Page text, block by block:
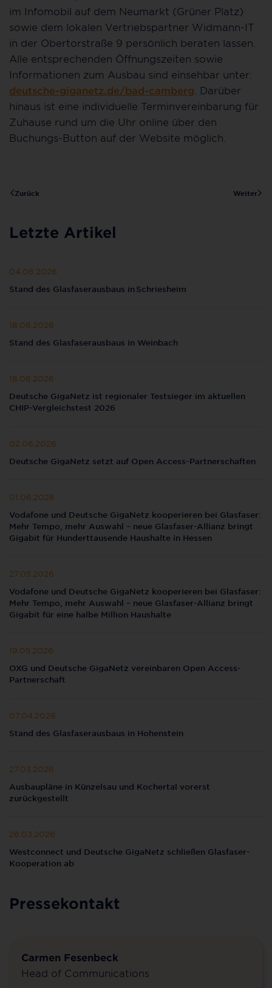
im Infomobil auf dem Neumarkt (Grüner Platz)
sowie dem lokalen Vertriebspartner Widmann-IT
in der Obertorstraße 9 persönlich beraten lassen.
Alle entsprechenden Öffnungszeiten sowie
Informationen zum Ausbau sind einsehbar unter:
deutsche-giganetz.de/bad-camberg . Darüber
hinaus ist eine individuelle Terminvereinbarung für
Zuhause rund um die Uhr online über den
Buchungs-Button auf der Website möglich.
Zurück Weiter
Letzte Artikel
04.08.2026
Stand des Glasfaserausbaus in Schriesheim
18.06.2026
Stand des Glasfaserausbaus in Weinbach
18.06.2026
Deutsche GigaNetz ist regionaler Testsieger im aktuellen
CHIP-Vergleichstest 2026
02.06.2026
Deutsche GigaNetz setzt auf Open Access-Partnerschaften
01.06.2026
Vodafone und Deutsche GigaNetz kooperieren bei Glasfaser:
Mehr Tempo, mehr Auswahl – neue Glasfaser-Allianz bringt
Gigabit für Hunderttausende Haushalte in Hessen
27.05.2026
Vodafone und Deutsche GigaNetz kooperieren bei Glasfaser:
Mehr Tempo, mehr Auswahl – neue Glasfaser-Allianz bringt
Gigabit für eine halbe Million Haushalte
19.05.2026
OXG und Deutsche GigaNetz vereinbaren Open Access-
Partnerschaft
07.04.2026
Stand des Glasfaserausbaus in Hohenstein
27.03.2026
Ausbaupläne in Künzelsau und Kochertal vorerst
zurückgestellt
26.03.2026
Westconnect und Deutsche GigaNetz schließen Glasfaser-
Kooperation ab
Pressekontakt
Carmen Fesenbeck
Head of Communications